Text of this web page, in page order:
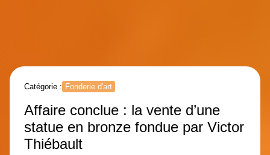
Catégorie : Fonderie d'art
Affaire conclue : la vente d’une
statue en bronze fondue par Victor
Thiébault